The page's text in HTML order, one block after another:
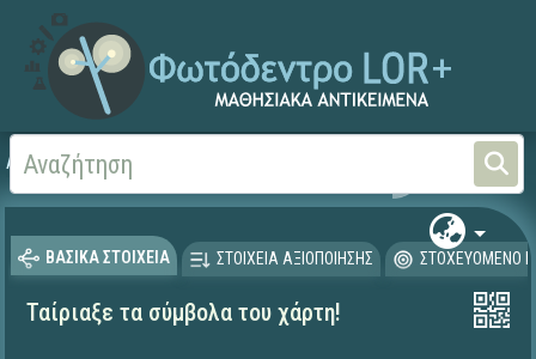
Αρχική Γεωγραφία-Γεωλογία
ΒΑΣΙΚΑ ΣΤΟΙΧΕΙΑ ΣΤΟΙΧΕΙΑ ΑΞΙΟΠΟΙΗΣΗΣ ΣΤΟΧΕΥΟΜΕΝΟ
Ταίριαξε τα σύμβολα του χάρτη!